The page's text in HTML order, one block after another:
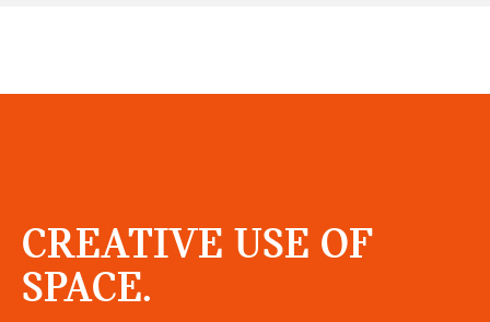
CREATIVE USE OF
SPACE.